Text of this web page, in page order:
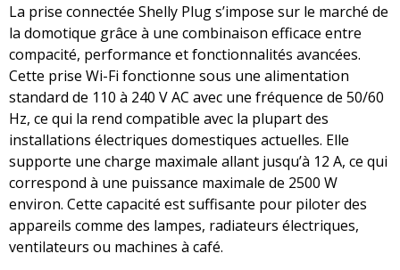
La prise connectée Shelly Plug s’impose sur le marché de
la domotique grâce à une combinaison efficace entre
compacité, performance et fonctionnalités avancées.
Cette prise Wi-Fi fonctionne sous une alimentation
standard de 110 à 240 V AC avec une fréquence de 50/60
Hz, ce qui la rend compatible avec la plupart des
installations électriques domestiques actuelles. Elle
supporte une charge maximale allant jusqu’à 12 A, ce qui
correspond à une puissance maximale de 2500 W
environ. Cette capacité est suffisante pour piloter des
appareils comme des lampes, radiateurs électriques,
ventilateurs ou machines à café.